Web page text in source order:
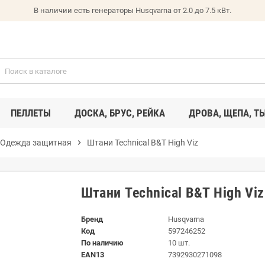
В наличии есть генераторы Husqvarna от 2.0 до 7.5 кВт.
ПЕЛЛЕТЫ ДОСКА, БРУС, РЕЙКА ДРОВА, ЩЕПА,
Одежда защитная chevron_right Штани Technical B&T High Viz
Штани Technical B&T High Viz
Бренд
Husqvarna
Код
597246252
По наличию
10 шт.
EAN13
7392930271098